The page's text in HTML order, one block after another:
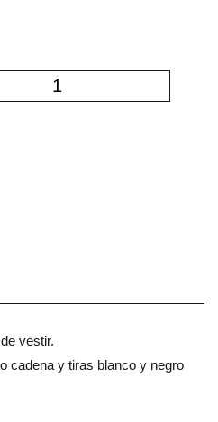
vestir.
cadena y tiras blanco y negro